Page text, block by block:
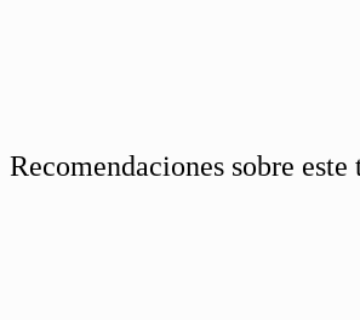
Recomendaciones sobre este